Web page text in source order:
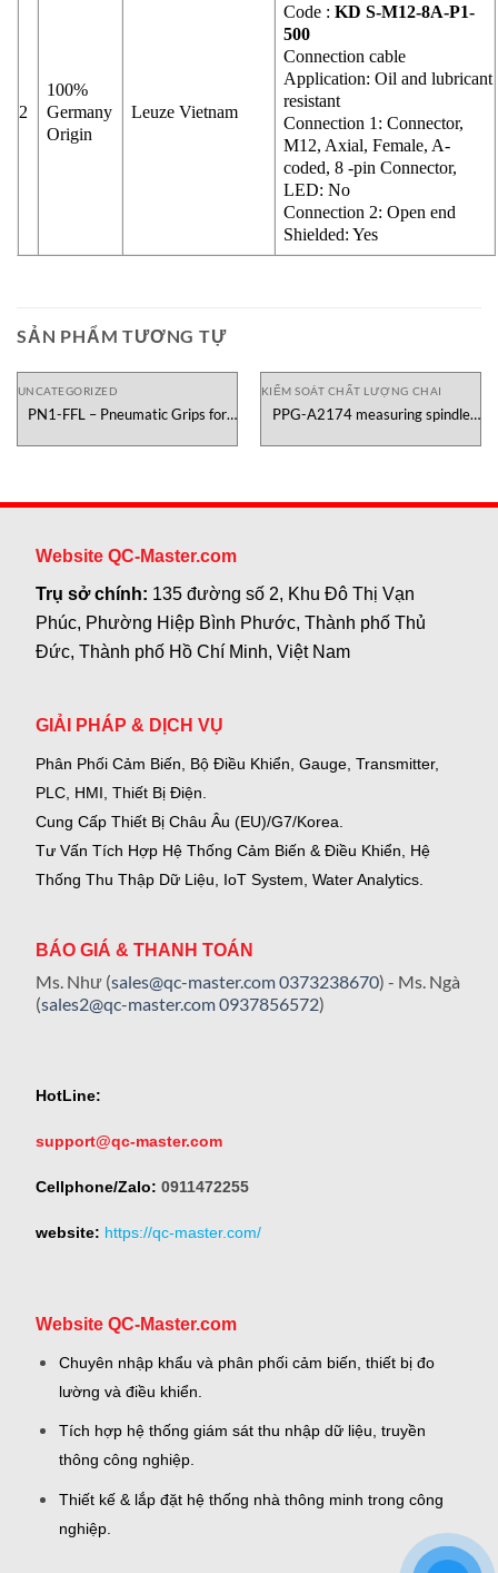
2
100%
Germany
Origin
Leuze Vietnam
Code : KD S-M12-8A-P1-
500
Connection cable
Application: Oil and lubricant
resistant
Connection 1: Connector,
M12, Axial, Female, A-
coded, 8 -pin Connector,
LED: No
Connection 2: Open end
Shielded: Yes
SẢN PHẨM TƯƠNG TỰ
UNCATEGORIZED
PN1-FFL – Pneumatic Grips for
KIỂM SOÁT CHẤT LƯỢNG CHAI
PPG-A2174 measuring spindle
Website QC-Master.com
Trụ sở chính: 135 đường số 2, Khu Đô Thị Vạn
Phúc, Phường Hiệp Bình Phước, Thành phố Thủ
Đức, Thành phố Hồ Chí Minh, Việt Nam
GIẢI PHÁP & DỊCH VỤ
Phân Phối Cảm Biến, Bộ Điều Khiển, Gauge, Transmitter,
PLC, HMI, Thiết Bị Điện.
Cung Cấp Thiết Bị Châu Âu (EU)/G7/Korea.
Tư Vấn Tích Hợp Hệ Thống Cảm Biến & Điều Khiển, Hệ
Thống Thu Thập Dữ Liệu, IoT System, Water Analytics.
BÁO GIÁ & THANH TOÁN
Ms. Như (sales@qc-master.com0373238670) - Ms. Ngà
(sales2@qc-master.com0937856572)
HotLine:
support@qc-master.com
Cellphone/Zalo: 0911472255
website: https://qc-master.com/
Website QC-Master.com
Chuyên nhập khẩu và phân phối cảm biến, thiết bị đo
lường và điều khiển.
Tích hợp hệ thống giám sát thu nhập dữ liệu, truyền
thông công nghiệp.
Thiết kế & lắp đặt hệ thống nhà thông minh trong công
nghiệp.